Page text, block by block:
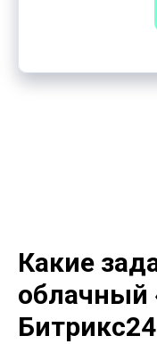
Какие
облачный
Битрикс24